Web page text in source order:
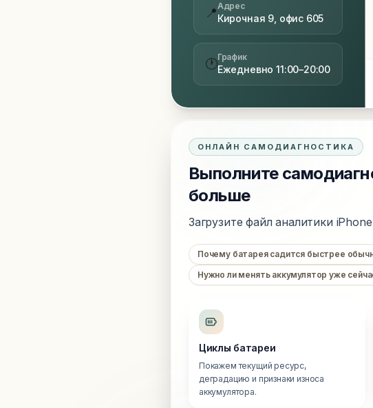
📍Адрес
Кирочная 9, офис 605
🕐График
Ежедневно 11:00–20:00
ОНЛАЙН САМОДИАГНОСТИКА
Выполните
больше
Загрузите файл аналитики
Почему батарея садится быстрее
Нужно ли менять аккумулятор уже
Циклы батареи
Покажем текущий ресурс,
деградацию и признаки износа
аккумулятора.